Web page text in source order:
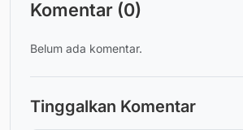
Komentar (0)
Belum ada komentar.
Tinggalkan Komentar